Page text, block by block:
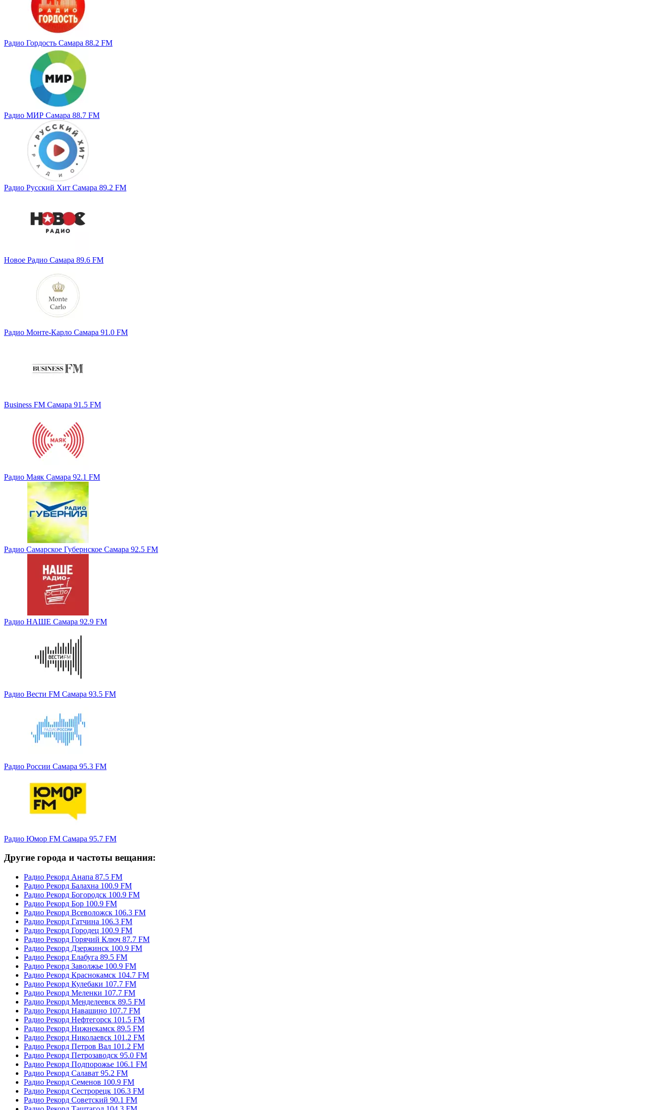
Радио Гордость Самара 88.2 FM
Радио МИР Самара 88.7 FM
Радио Русский Хит Самара 89.2 FM
Новое Радио Самара 89.6 FM
Радио Монте-Карло Самара 91.0 FM
Business FM Самара 91.5 FM
Радио Маяк Самара 92.1 FM
Радио Самарское Губернское Самара 92.5 FM
Радио НАШЕ Самара 92.9 FM
Радио Вести FM Самара 93.5 FM
Радио России Самара 95.3 FM
Радио Юмор FM Самара 95.7 FM
Другие города и частоты вещания:
Радио Рекорд Анапа 87.5 FM
Радио Рекорд Балахна 100.9 FM
Радио Рекорд Богородск 100.9 FM
Радио Рекорд Бор 100.9 FM
Радио Рекорд Всеволожск 106.3 FM
Радио Рекорд Гатчина 106.3 FM
Радио Рекорд Городец 100.9 FM
Радио Рекорд Горячий Ключ 87.7 FM
Радио Рекорд Дзержинск 100.9 FM
Радио Рекорд Елабуга 89.5 FM
Радио Рекорд Заволжье 100.9 FM
Радио Рекорд Краснокамск 104.7 FM
Радио Рекорд Кулебаки 107.7 FM
Радио Рекорд Меленки 107.7 FM
Радио Рекорд Менделеевск 89.5 FM
Радио Рекорд Навашино 107.7 FM
Радио Рекорд Нефтегорск 101.5 FM
Радио Рекорд Нижнекамск 89.5 FM
Радио Рекорд Николаевск 101.2 FM
Радио Рекорд Петров Вал 101.2 FM
Радио Рекорд Петрозаводск 95.0 FM
Радио Рекорд Подпорожье 106.1 FM
Радио Рекорд Салават 95.2 FM
Радио Рекорд Семенов 100.9 FM
Радио Рекорд Сестрорецк 106.3 FM
Радио Рекорд Советский 90.1 FM